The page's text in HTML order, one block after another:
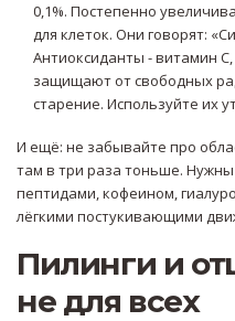
0,1%. Постепенно
для клеток. Они говорят:
Антиоксиданты - витамин
защищают от свободных
старение. Используйте их
И ещё: не забывайте про
там в три раза тоньше.
пептидами, кофеином,
лёгкими постукивающими
Пилинги и
не для всех